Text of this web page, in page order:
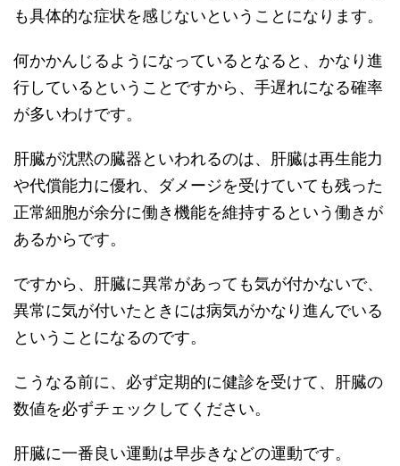
も具体的な症状を感じないということになります。
何かかんじるようになっているとなると、かなり進
行しているということですから、手遅れになる確率
が多いわけです。
肝臓が沈黙の臓器といわれるのは、肝臓は再生能力
や代償能力に優れ、ダメージを受けていても残った
正常細胞が余分に働き機能を維持するという働きが
あるからです。
ですから、肝臓に異常があっても気が付かないで、
異常に気が付いたときには病気がかなり進んでいる
ということになるのです。
こうなる前に、必ず定期的に健診を受けて、肝臓の
数値を必ずチェックしてください。
肝臓に一番良い運動は早歩きなどの運動です。